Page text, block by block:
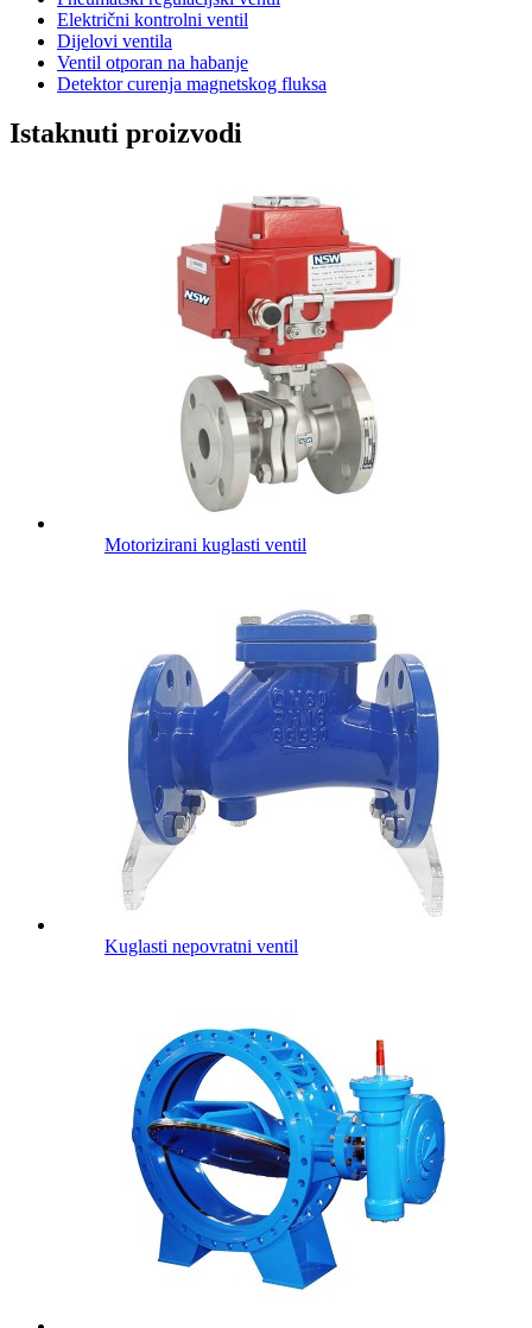
Električni kontrolni ventil
Dijelovi ventila
Ventil otporan na habanje
Detektor curenja magnetskog fluksa
Istaknuti proizvodi
Motorizirani kuglasti ventil
Kuglasti nepovratni ventil